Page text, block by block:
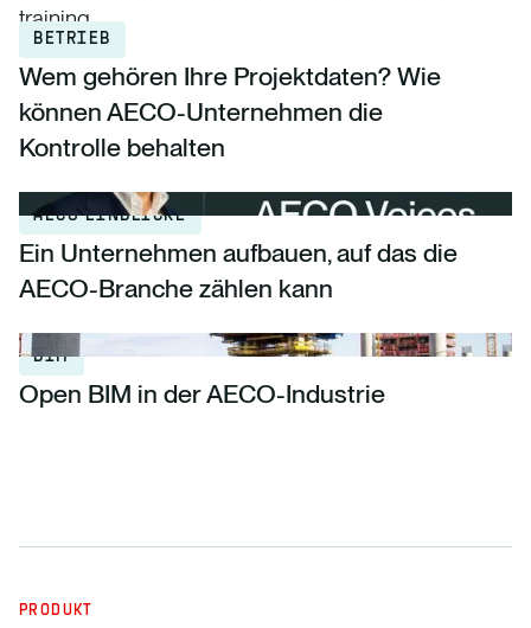
training.
BETRIEB
Wem gehören Ihre Projektdaten? Wie
können AECO-Unternehmen die
Kontrolle behalten
AECO EINBLICKE
Ein Unternehmen aufbauen, auf das die
AECO-Branche zählen kann
BIM
Open BIM in der AECO-Industrie
PRODUKT